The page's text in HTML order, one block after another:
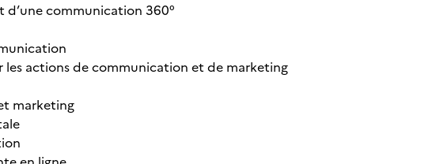
communication 360°
actions de communication et de marketing
marketing